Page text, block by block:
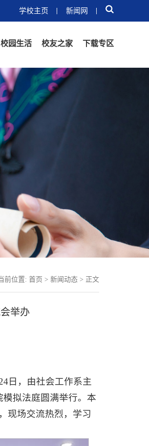
学校主页 新闻网
校园生活 校友之家 下载专区
前位置: 首页 > 新闻动态 > 正文
举办
日，由社会工作系主
拟法庭圆满举行。本
现场交流热烈，学习